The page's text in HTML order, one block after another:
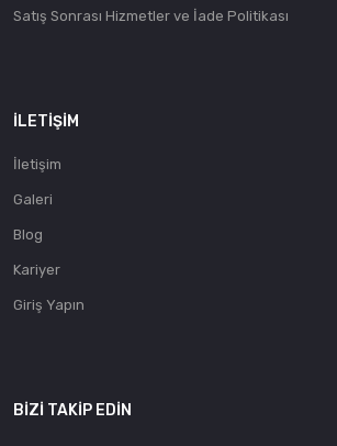
Satış Sonrası Hizmetler ve İade Politikası
İLETIŞIM
İletişim
Galeri
Blog
Kariyer
Giriş Yapın
BIZI TAKIP EDIN